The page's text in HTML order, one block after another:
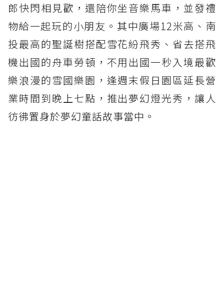
郎快閃相見歡，還陪你坐音樂馬車，並發禮
物給一起玩的小朋友。其中廣場12米高、南
投最高的聖誕樹搭配雪花紛飛秀、省去搭飛
機出國的舟車勞頓，不用出國一秒入境最歡
樂浪漫的雪國樂園，逢週末假日園區延長營
業時間到晚上七點，推出夢幻燈光秀，讓人
彷彿置身於夢幻童話故事當中。